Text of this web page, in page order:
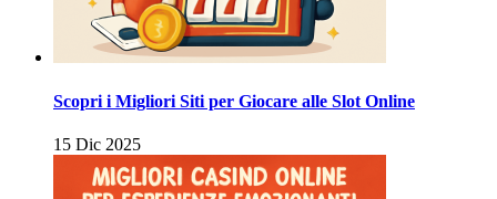
Scopri i Migliori Siti per Giocare alle Slot Online
15 Dic 2025